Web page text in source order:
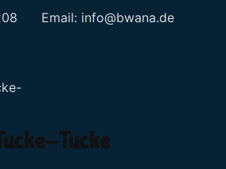
Email: info@bwana.de
Tucke